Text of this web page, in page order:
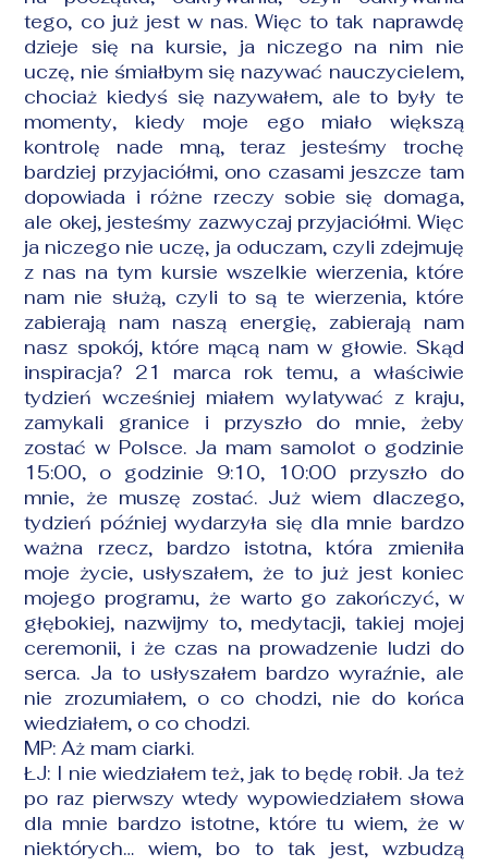
tego, co już jest w nas. Więc to tak naprawdę
dzieje się na kursie, ja niczego na nim nie
uczę, nie śmiałbym się nazywać nauczycielem,
chociaż kiedyś się nazywałem, ale to były te
momenty, kiedy moje ego miało większą
kontrolę nade mną, teraz jesteśmy trochę
bardziej przyjaciółmi, ono czasami jeszcze tam
dopowiada i różne rzeczy sobie się domaga,
ale okej, jesteśmy zazwyczaj przyjaciółmi. Więc
ja niczego nie uczę, ja oduczam, czyli zdejmuję
z nas na tym kursie wszelkie wierzenia, które
nam nie służą, czyli to są te wierzenia, które
zabierają nam naszą energię, zabierają nam
nasz spokój, które mącą nam w głowie. Skąd
inspiracja? 21 marca rok temu, a właściwie
tydzień wcześniej miałem wylatywać z kraju,
zamykali granice i przyszło do mnie, żeby
zostać w Polsce. Ja mam samolot o godzinie
15:00, o godzinie 9:10, 10:00 przyszło do
mnie, że muszę zostać. Już wiem dlaczego,
tydzień później wydarzyła się dla mnie bardzo
ważna rzecz, bardzo istotna, która zmieniła
moje życie, usłyszałem, że to już jest koniec
mojego programu, że warto go zakończyć, w
głębokiej, nazwijmy to, medytacji, takiej mojej
ceremonii, i że czas na prowadzenie ludzi do
serca. Ja to usłyszałem bardzo wyraźnie, ale
nie zrozumiałem, o co chodzi, nie do końca
wiedziałem, o co chodzi.
MP: Aż mam ciarki.
ŁJ: I nie wiedziałem też, jak to będę robił. Ja też
po raz pierwszy wtedy wypowiedziałem słowa
dla mnie bardzo istotne, które tu wiem, że w
niektórych… wiem, bo to tak jest, wzbudzą